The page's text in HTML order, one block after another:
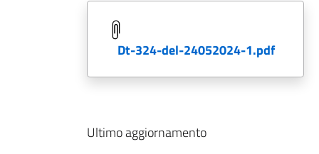
dt-324-del-24052024-1.pdf
Ultimo aggiornamento